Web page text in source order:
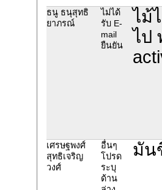
ธนู ธนุสุทธิ
ยาภรณ์
ไม่ได้
รับ E-
mail
ยืนยัน
ไม้
ไป
เศรษฐพงศ์
สุทธิเจริญ
วงศ์
อื่นๆ
โปรด
ระบุ
ด้าน
มัน